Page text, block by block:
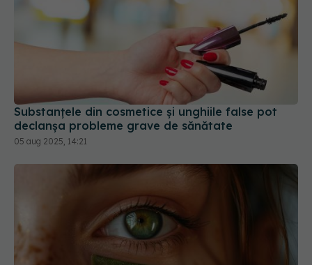
Substanțele din cosmetice și unghiile false pot
declanșa probleme grave de sănătate